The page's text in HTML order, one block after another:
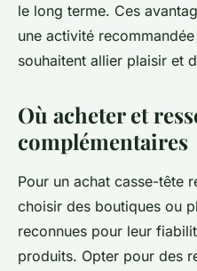
le long terme. Ces
une activité
souhaitent allier plaisir et
Où acheter et
complémentaires
Pour un achat casse-tête
choisir des boutiques ou
reconnues pour leur
produits. Opter pour des